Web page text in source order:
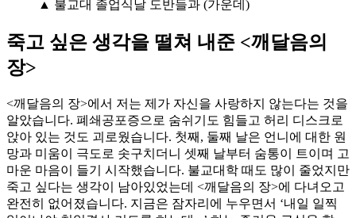
▲ 불교대 졸업식날 도반들과 (가운데)
죽고 싶은 생각을 떨쳐 내준 <깨달음의
장>
<깨달음의 장>에서 저는 제가 자신을 사랑하지 않는다는 것을
알았습니다. 폐쇄공포증으로 숨쉬기도 힘들고 허리 디스크로
앉아 있는 것도 괴로웠습니다. 첫째, 둘째 날은 언니에 대한 원
망과 미움이 극도로 솟구치더니 셋째 날부터 숨통이 트이며 고
마운 마음이 들기 시작했습니다. 불교대학 때도 많이 줄었지만
죽고 싶다는 생각이 남아있었는데 <깨달음의 장>에 다녀오고
완전히 없어졌습니다. 지금은 잠자리에 누우면서 ‘내일 일찍